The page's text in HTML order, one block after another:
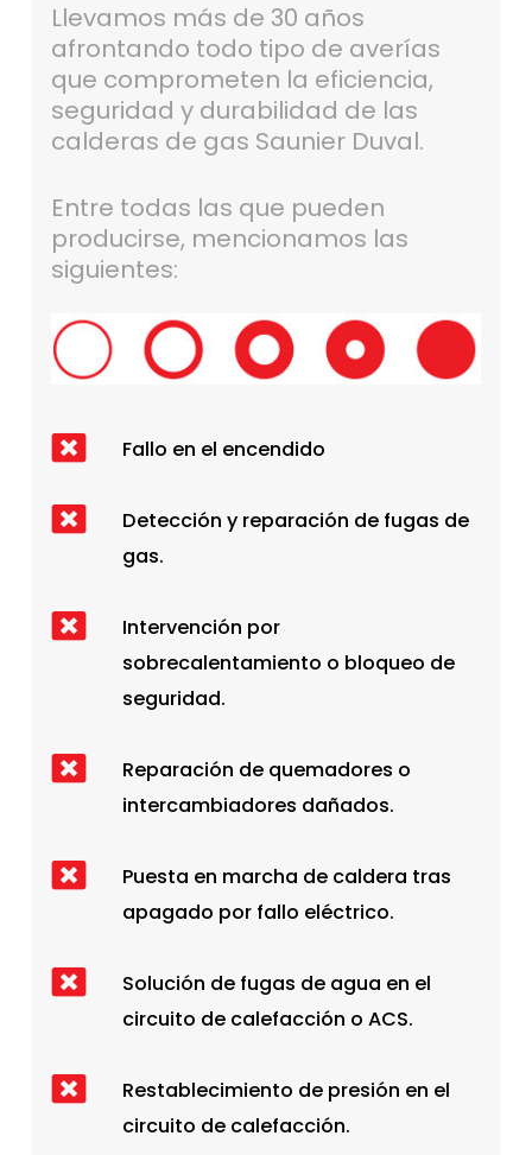
Llevamos más de 30 años
afrontando todo tipo de averías
que comprometen la eficiencia,
seguridad y durabilidad de las
calderas de gas Saunier Duval.
Entre todas las que pueden
producirse, mencionamos las
siguientes:
Fallo en el encendido
Detección y reparación de fugas de
gas.
Intervención por
sobrecalentamiento o bloqueo de
seguridad.
Reparación de quemadores o
intercambiadores dañados.
Puesta en marcha de caldera tras
apagado por fallo eléctrico.
Solución de fugas de agua en el
circuito de calefacción o ACS.
Restablecimiento de presión en el
circuito de calefacción.